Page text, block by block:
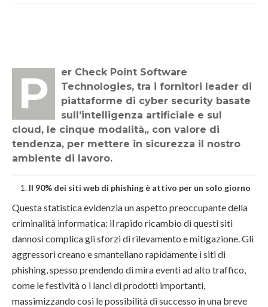
Per Check Point Software
Technologies, tra i fornitori leader di
piattaforme di cyber security basate
sull’intelligenza artificiale e sul
cloud, le cinque modalità,, con valore di
tendenza, per mettere in sicurezza il nostro
ambiente di lavoro.
Il 90% dei siti web di phishing è attivo per un solo giorno
Questa statistica evidenzia un aspetto preoccupante della
criminalità informatica: il rapido ricambio di questi siti
dannosi complica gli sforzi di rilevamento e mitigazione. Gli
aggressori creano e smantellano rapidamente i siti di
phishing, spesso prendendo di mira eventi ad alto traffico,
come le festività o i lanci di prodotti importanti,
massimizzando così le possibilità di successo in una breve